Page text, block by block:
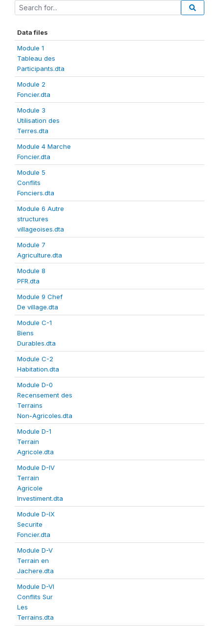
Data files
Module 1
Tableau des
Participants.dta
Module 2
Foncier.dta
Module 3
Utilisation des
Terres.dta
Module 4 Marche
Foncier.dta
Module 5
Conflits
Fonciers.dta
Module 6 Autre
structures
villageoises.dta
Module 7
Agriculture.dta
Module 8
PFR.dta
Module 9 Chef
De village.dta
Module C-1
Biens
Durables.dta
Module C-2
Habitation.dta
Module D-0
Recensement des
Terrains
Non-Agricoles.dta
Module D-1
Terrain
Agricole.dta
Module D-IV
Terrain
Agricole
Investiment.dta
Module D-IX
Securite
Foncier.dta
Module D-V
Terrain en
Jachere.dta
Module D-VI
Conflits Sur
Les
Terrains.dta